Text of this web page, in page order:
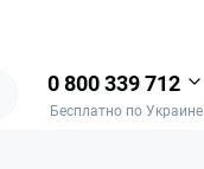
0 800 339 712
Бесплатно по Украине